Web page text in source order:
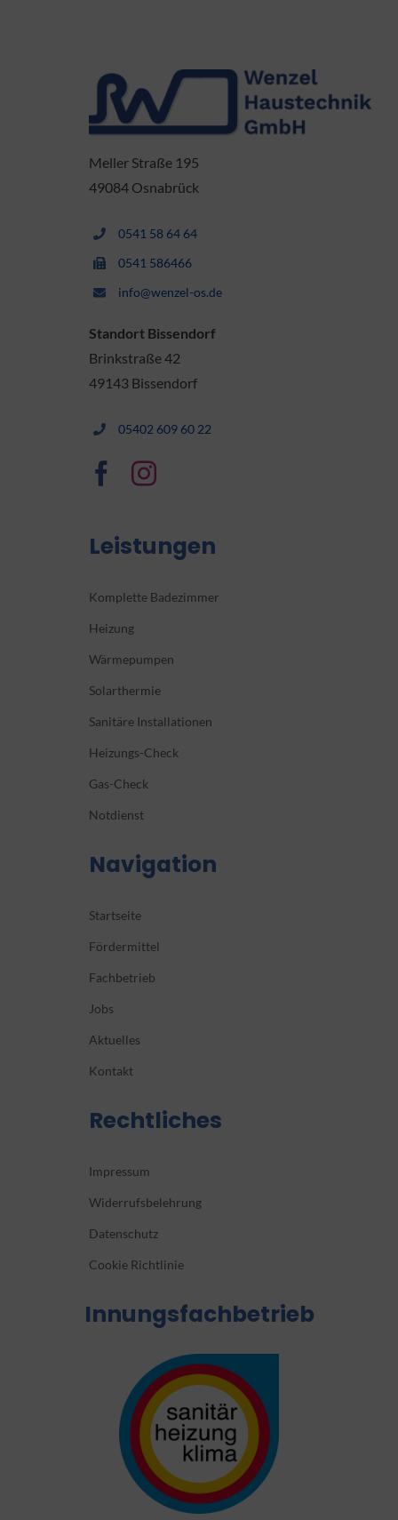
Meller Straße 195
49084 Osnabrück
0541 58 64 64
0541 586466
info@wenzel-os.de
Standort Bissendorf
Brinkstraße 42
49143 Bissendorf
05402 609 60 22
Leistungen
Komplette Badezimmer
Heizung
Wärmepumpen
Solarthermie
Sanitäre Installationen
Heizungs-Check
Gas-Check
Notdienst
Navigation
Startseite
Fördermittel
Fachbetrieb
Jobs
Aktuelles
Kontakt
Rechtliches
Impressum
Widerrufsbelehrung
Datenschutz
Cookie Richtlinie
Innungsfachbetrieb